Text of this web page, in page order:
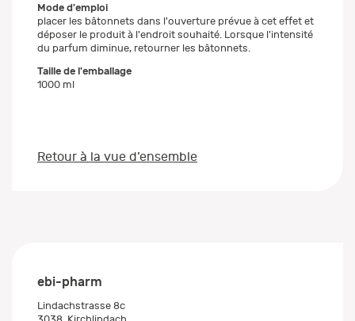
Mode d'emploi
placer les bâtonnets dans l'ouverture prévue à cet effet et
déposer le produit à l'endroit souhaité. Lorsque l'intensité
du parfum diminue, retourner les bâtonnets.
Taille de l'emballage
1000 ml
Retour à la vue d’ensemble
ebi-pharm
Lindachstrasse 8c